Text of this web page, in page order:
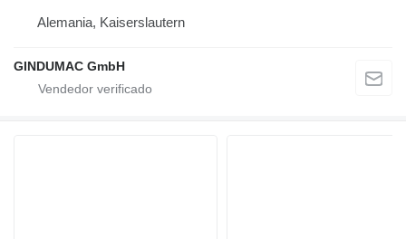
Alemania, Kaiserslautern
GINDUMAC GmbH